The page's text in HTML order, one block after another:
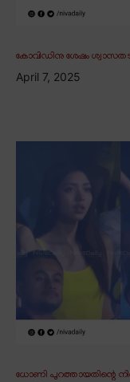
കോവിഡിനു ശേഷം
April 7, 2025
ധോണി പുറത്തായതിന്റെ